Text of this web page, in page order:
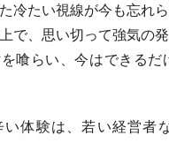
冷たい視線が今も忘れ
で、思い切って強気の発
喰らい、今はできるだ
い体験は、若い経営者